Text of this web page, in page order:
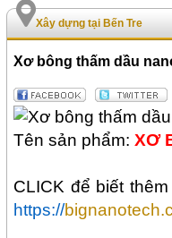
Xây dựng tại Bến Tre
Xơ bông thấm dầu
Tên sản phẩm:XƠ
CLICK để biết
https://